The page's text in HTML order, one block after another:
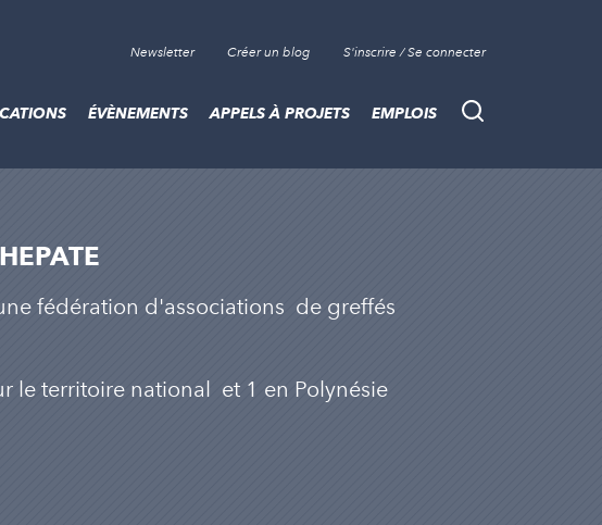
Newsletter Créer un blog S'inscrire / Se connecter
Recherche
ÉVÈNEMENTS APPELS À PROJETS EMPLOIS
fédération d'associations de greffés
le territoire national et 1 en Polynésie